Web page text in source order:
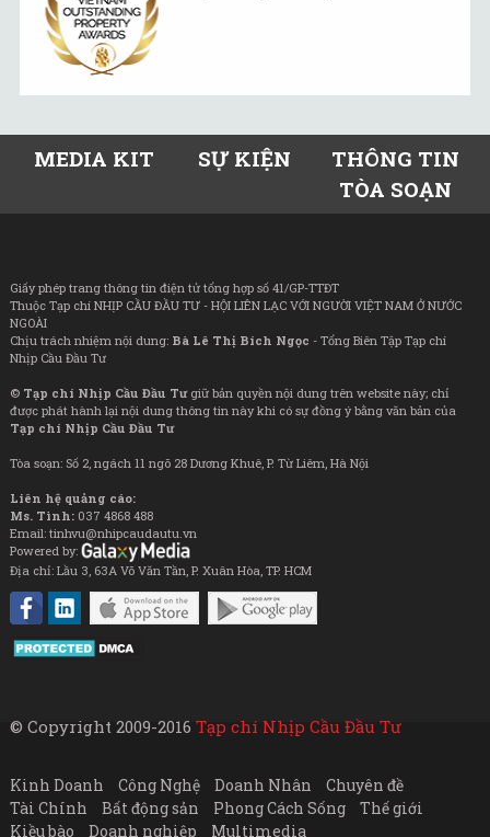
MEDIA KIT SỰ KIỆN
THÔNG TIN
TÒA SOẠN
Giấy phép trang thông tin điện tử tổng hợp số 41/GP-TTĐT
Thuộc Tạp chí NHỊP CẦU ĐẦU TƯ - HỘI LIÊN LẠC VỚI NGƯỜI VIỆT NAM Ở NƯỚC
NGOÀI
Chịu trách nhiệm nội dung: Bà Lê Thị Bích Ngọc - Tổng Biên Tập Tạp chí
Nhịp Cầu Đầu Tư
© Tạp chí Nhịp Cầu Đầu Tưgiữ bản quyền nội dung trên website này; chỉ
được phát hành lại nội dung thông tin này khi có sự đồng ý bằng văn bản của
Tạp chí Nhịp Cầu Đầu Tư
Tòa soạn: Số 2, ngách 11 ngõ 28 Dương Khuê, P. Từ Liêm, Hà Nội
Liên hệ quảng cáo:
Ms. Tình: 037 4868 488
Email: tinhvu@nhipcaudautu.vn
Powered by:
Địa chỉ: Lầu 3, 63A Võ Văn Tần, P. Xuân Hòa, TP. HCM
© Copyright 2009-2016 Tạp chí Nhịp Cầu Đầu Tư
Kinh Doanh Công Nghệ Doanh Nhân
Chuyên đề
Tài Chính
Bất động sản Phong Cách Sống
Thế giới
Kiều bào
Doanh nghiệp Multimedia